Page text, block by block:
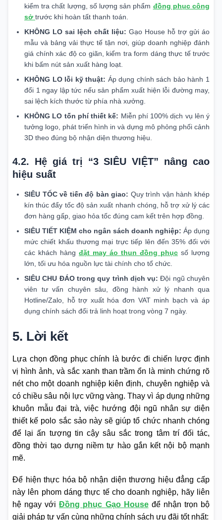
kiểm tra chất lượng, số lượng sản phẩm đồng phục công
sở trước khi hoàn tất thanh toán.
KHÔNG LO sai lệch chất liệu: Gạo House hỗ trợ gửi áo
mẫu và bảng vải thực tế tận nơi, giúp doanh nghiệp đánh
giá chính xác độ co giãn, kiểm tra form dáng thực tế trước
khi bấm nút sản xuất hàng loạt.
KHÔNG LO lỗi kỹ thuật: Áp dụng chính sách bảo hành 1
đổi 1 ngay lập tức nếu sản phẩm xuất hiện lỗi đường may,
sai lệch kích thước từ phía nhà xưởng.
KHÔNG LO tốn phí thiết kế: Miễn phí 100% dịch vụ lên ý
tưởng logo, phát triển hình in và dựng mô phỏng phối cảnh
3D theo đúng bộ nhận diện thương hiệu.
4.2. Hệ giá trị “3 SIÊU VIỆT” nâng cao
hiệu suất
SIÊU TỐC về tiến độ bàn giao: Quy trình vận hành khép
kín thúc đẩy tốc độ sản xuất nhanh chóng, hỗ trợ xử lý các
đơn hàng gấp, giao hỏa tốc đúng cam kết trên hợp đồng.
SIÊU TIẾT KIỆM cho ngân sách doanh nghiệp: Áp dụng
mức chiết khấu thương mại trực tiếp lên đến 35% đối với
các khách hàng đặt may áo thun đồng phục số lượng
lớn, tối ưu hóa nguồn lực tài chính cho tổ chức.
SIÊU CHU ĐÁO trong quy trình dịch vụ: Đội ngũ chuyên
viên tư vấn chuyên sâu, đồng hành xử lý nhanh qua
Hotline/Zalo, hỗ trợ xuất hóa đơn VAT minh bạch và áp
dụng chính sách đổi trả linh hoạt trong vòng 7 ngày.
5. Lời kết
Lựa chọn đồng phục chính là bước đi chiến lược định
vị hình ảnh, và sắc xanh than trầm ổn là minh chứng rõ
nét cho một doanh nghiệp kiên định, chuyên nghiệp và
có chiều sâu nội lực vững vàng. Thay vì áp dụng những
khuôn mẫu đại trà, việc hướng đội ngũ nhân sự diện
thiết kế polo sắc sảo này sẽ giúp tổ chức nhanh chóng
để lại ấn tượng tin cậy sâu sắc trong tâm trí đối tác,
đồng thời tạo dựng niềm tự hào gắn kết nội bộ mạnh
mẽ.
Để hiện thực hóa bộ nhận diện thương hiệu đẳng cấp
này lên phom dáng thực tế cho doanh nghiệp, hãy liên
hệ ngay vớiĐồng phục Gạo Houseđể nhận trọn bộ
giải pháp tư vấn cùng những chính sách ưu đãi tốt nhất: